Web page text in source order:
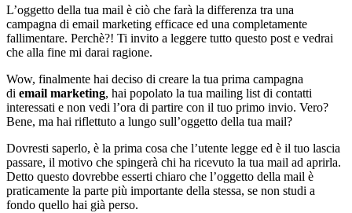
L’oggetto della tua mail è ciò che farà la differenza tra una
campagna di email marketing efficace ed una completamente
fallimentare. Perchè?! Ti invito a leggere tutto questo post e vedrai
che alla fine mi darai ragione.
Wow, finalmente hai deciso di creare la tua prima campagna
di email marketing, hai popolato la tua mailing list di contatti
interessati e non vedi l’ora di partire con il tuo primo invio. Vero?
Bene, ma hai riflettuto a lungo sull’oggetto della tua mail?
Dovresti saperlo, è la prima cosa che l’utente legge ed è il tuo lascia
passare, il motivo che spingerà chi ha ricevuto la tua mail ad aprirla.
Detto questo dovrebbe esserti chiaro che l’oggetto della mail è
praticamente la parte più importante della stessa, se non studi a
fondo quello hai già perso.